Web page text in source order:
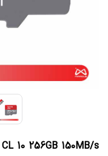
10 256GB 150MB/s